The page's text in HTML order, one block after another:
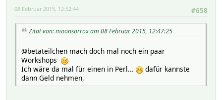
#658
08 Februar 2015, 12:52:44
Zitat von: moonsorrox am 08 Februar 2015, 12:47:25
@betateilchen mach doch mal noch ein paar
Workshops
Ich wäre da mal für einen in Perl...
dafür kannste
dann Geld nehmen,